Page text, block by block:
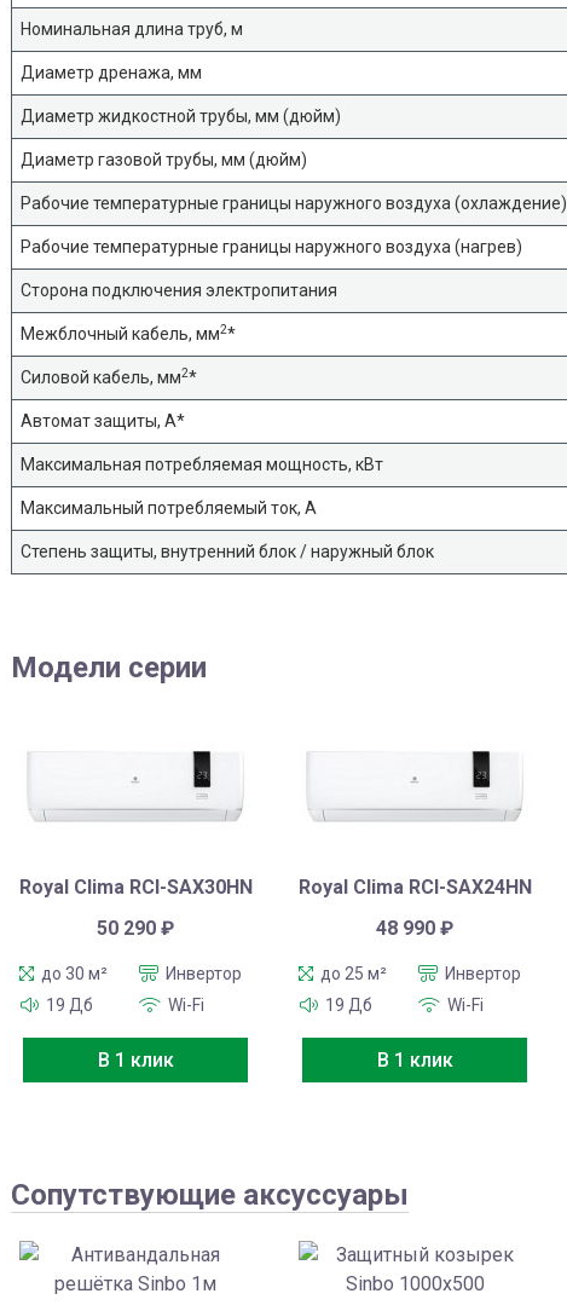
Номинальная длина труб, м
Диаметр дренажа, мм
Диаметр жидкостной трубы, мм (дюйм)
Диаметр газовой трубы, мм (дюйм)
Рабочие температурные границы наружного воздуха (охлаждение)
Рабочие температурные границы наружного воздуха (нагрев)
Сторона подключения электропитания
Межблочный кабель, мм2*
Силовой кабель, мм2*
Автомат защиты, А*
Максимальная потребляемая мощность, кВт
Максимальный потребляемый ток, А
Степень защиты, внутренний блок / наружный блок
Модели серии
Royal Clima RCI-SAX30HN
50 290₽
до 30 м²
Инвертор
19 Дб
Wi-Fi
В 1 клик
Royal Clima RCI-SAX24HN
48 990₽
до 25 м²
Инвертор
19 Дб
Wi-Fi
В 1 клик
Сопутствующие аксуссуары